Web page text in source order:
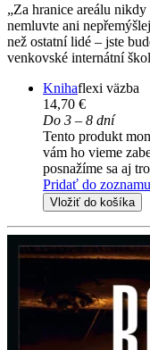
„Za hranice areálu
nemluvte ani
než ostatní lidé – jste
venkovské internátní
Knihaflexi väzba
14,70 €
Do 3 – 8 dní
Tento produkt
vám ho vieme
posnažíme sa aj
Pridať do zoznamu
Vložiť do košíka